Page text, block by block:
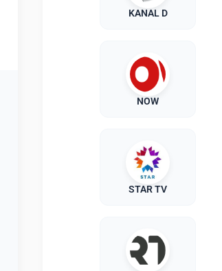
KANAL D
NOW
STAR TV